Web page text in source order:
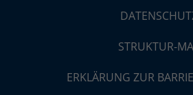
STRUKTUR-
ERKLÄRUNG ZUR